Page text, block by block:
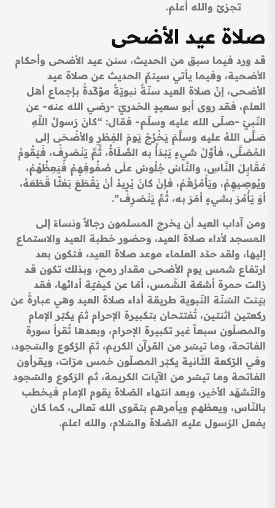
تجزئ والله أعلم.
صلاة عيد الأضحى
قد ورد فيما سبق من الحديث، سنن عيد الأضحى وأحكام
الأضحية، وفيما يأتي سيتمّ الحديث عن صلاة عيد
الأضحى، إنّ صلاة العيد سنّةٌ نبويّةٌ مؤكّدةٌ بإجماع أهل
العلم، فقد روى أبو سعيدٍ الخدريّ -رضي الله عنه- عن
النّبيّ -صلّى الله عليه وسلّم- فقال: “كانَ رَسولُ اللَّهِ
صَلَّى اللهُ عليه وسلَّمَ يَخْرُجُ يَومَ الفِطْرِ والأضْحَى إلى
المُصَلَّى، فأوَّلُ شيءٍ يَبْدَأُ به الصَّلَاةُ، ثُمَّ يَنْصَرِفُ، فَيَقُومُ
مُقَابِلَ النَّاسِ، والنَّاسُ جُلُوسٌ علَى صُفُوفِهِمْ فَيَعِظُهُمْ،
ويُوصِيهِمْ، ويَأْمُرُهُمْ، فإنْ كانَ يُرِيدُ أنْ يَقْطَعَ بَعْثًا قَطَعَهُ،
أوْ يَأْمُرَ بشيءٍ أمَرَ به، ثُمَّ يَنْصَرِفُ”.
ومن آداب العيد أن يخرج المسلمون رجالاً ونساءً إلى
المسجد لأداء صلاة العيد، وحضور خطبة العيد والاستماع
إليها، ولقد حدّد العلماء موعد صلاة العيد، فتكون بعد
ارتفاع شمس يوم الأضحى مقدار رمح، وبذلك تكون قد
زالت حمرة أشعّة الشّمس، أمّا عن كيفيّة أدائها، فقد
بيّنت السّنّة النّبوية طريقة أداء صلاة العيد وهي عبارةٌ عن
ركعتين اثنتين، تُفتتحان بتكبيرة الإحرام ثمّ يكبّر الإمام
والمصلّون سبعاً غير تكبيرة الإحرام، وبعدها تُقرأ سورة
الفاتحة، وما تيسّر من القرآن الكريم، ثمّ الرّكوع والسّجود،
وفي الرّكعة الثّانية يكبّر المصلّون خمس مرّات، ويقرأون
الفاتحة وما تيسّر من الآيات الكريمة، ثم الرّكوع والسّجود
والتّشهّد الأخير، وبعد انتهاء الصّلاة يقوم الإمام فيخطب
بالنّاس، ويعظهم ويأمرهم بتقوى الله تعالى، كما كان
يفعل الرّسول عليه الصّلاة والسّلام، والله اعلم.